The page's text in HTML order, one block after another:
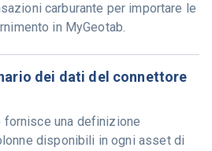
carburante per importare le
in MyGeotab.
dei dati del connettore
fornisce una definizione
disponibili in ogni asset di